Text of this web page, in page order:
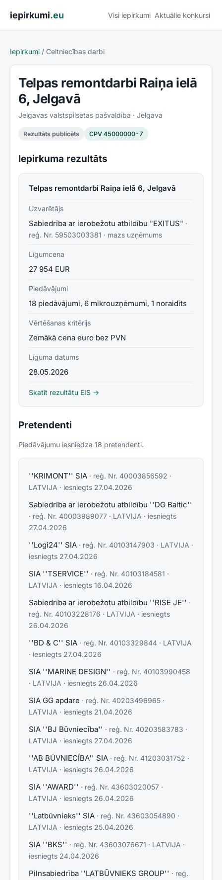
iepirkumi.eu Visi iepirkumi Aktuālie konkursi
Iepirkumi / Celtniecības darbi
Telpas remontdarbi Raiņa ielā
6, Jelgavā
Jelgavas valstspilsētas pašvaldība · Jelgava
Rezultāts publicēts CPV 45000000-7
Iepirkuma rezultāts
Telpas remontdarbi Raiņa ielā 6, Jelgavā
Uzvarētājs
Sabiedrība ar ierobežotu atbildību "EXITUS" ·
reģ. Nr. 59503003381 · mazs uzņēmums
Līgumcena
27 954 EUR
Piedāvājumi
18 piedāvājumi, 6 mikrouzņēmumi, 1 noraidīts
Vērtēšanas kritērijs
Zemākā cena euro bez PVN
Līguma datums
28.05.2026
Skatīt rezultātu EIS →
Pretendenti
Piedāvājumu iesniedza 18 pretendenti.
''KRIMONT'' SIA · reģ. Nr. 40003856592 ·
LATVIJA · iesniegts 27.04.2026
Sabiedrība ar ierobežotu atbildību ''DG Baltic''
· reģ. Nr. 40003989077 · LATVIJA · iesniegts
27.04.2026
''Logi24'' SIA · reģ. Nr. 40103147903 · LATVIJA ·
iesniegts 27.04.2026
SIA ''TSERVICE'' · reģ. Nr. 40103184581 ·
LATVIJA · iesniegts 16.04.2026
Sabiedrība ar ierobežotu atbildību ''RISE JE'' ·
reģ. Nr. 40103228176 · LATVIJA · iesniegts
26.04.2026
''BD & C'' SIA · reģ. Nr. 40103329844 · LATVIJA
· iesniegts 27.04.2026
SIA ''MARINE DESIGN'' · reģ. Nr. 40103990458
· LATVIJA · iesniegts 26.04.2026
SIA GG apdare · reģ. Nr. 40203496965 ·
LATVIJA · iesniegts 21.04.2026
SIA ''BJ Būvniecība'' · reģ. Nr. 40203583783 ·
LATVIJA · iesniegts 27.04.2026
''AB BŪVNIECĪBA'' SIA · reģ. Nr. 41203031752 ·
LATVIJA · iesniegts 26.04.2026
SIA ''AWARD'' · reģ. Nr. 43603020057 ·
LATVIJA · iesniegts 26.04.2026
''Latbūvnieks'' SIA · reģ. Nr. 43603054890 ·
LATVIJA · iesniegts 25.04.2026
SIA ''BKS'' · reģ. Nr. 43603076671 · LATVIJA ·
iesniegts 24.04.2026
Pilnsabiedrība ''LATBŪVNIEKS GROUP'' · reģ.